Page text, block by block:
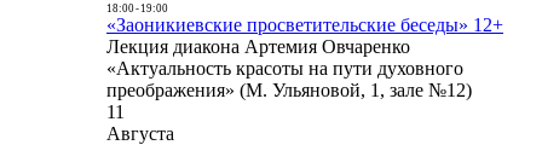
18:00- 19:00
«Заоникиевские просветительские беседы» 12+
Лекция диакона Артемия Овчаренко
«Актуальность красоты на пути духовного
преображения» (М. Ульяновой, 1, зале №12)
11
Августа